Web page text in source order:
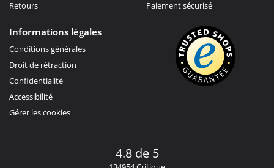
Retours
Paiement sécurisé
Informations légales
Conditions générales
Droit de rétraction
Confidentialité
Accessibilité
Gérer les cookies
4.8 de 5